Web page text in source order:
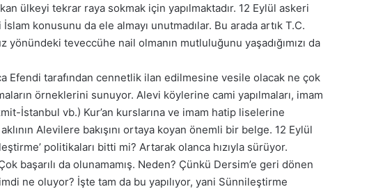
ülkeyi tekrar raya sokmak için yapılmaktadır. 12 Eylül askeri
konusunu da ele almayı unutmadılar. Bu arada artık T.C.
teveccühe nail olmanın mutluluğunu yaşadığımızı da
Efendi tarafından cennetlik ilan edilmesine vesile olacak ne çok
örneklerini sunuyor. Alevi köylerine cami yapılmaları, imam
İstanbul vb.) Kur’an kurslarına ve imam hatip liselerine
Alevilere bakışını ortaya koyan önemli bir belge. 12 Eylül
politikaları bitti mi? Artarak olanca hızıyla sürüyor.
başarılı da olunamamış. Neden? Çünkü Dersim’e geri dönen
ne oluyor? İşte tam da bu yapılıyor, yani Sünnileştirme